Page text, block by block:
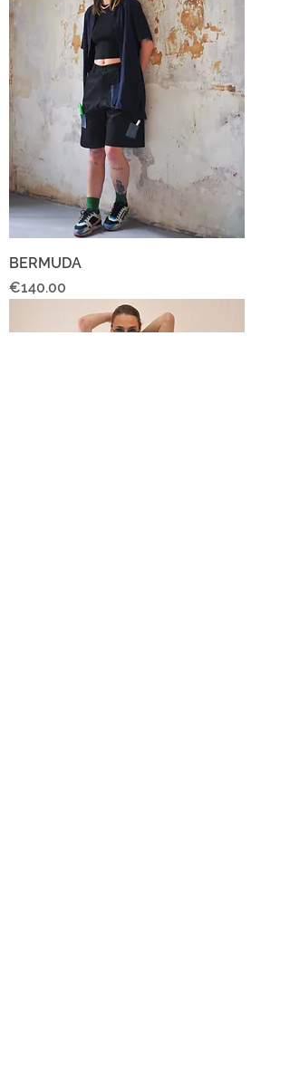
BERMUDA
Price
€140.00